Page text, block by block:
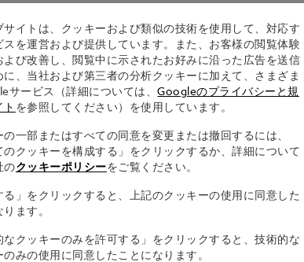
サイトは、クッキーおよび類似の技術を使用して、対応す
スを運営および提供しています。また、お客様の閲覧体験
よび改善し、閲覧中に示されたお好みに沿った広告を送信
に、当社および第三者の分析クッキーに加えて、さまざま
サービス（詳細については、Googleのプライバシーと規
ト を参照してください）を使用しています。
の一部またはすべての同意を変更または撤回するには、
のクッキーを構成する」をクリックするか、詳細について
のクッキーポリシーをご覧ください。
る」をクリックすると、上記のクッキーの使用に同意した
ります。
なクッキーのみを許可する」をクリックすると、技術的な
のみの使用に同意したことになります。